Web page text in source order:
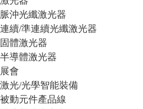
脈沖光纖激光器
連續/準連續光纖激光器
固體激光器
半導體激光器
展會
激光/光學智能裝備
被動元件產品線